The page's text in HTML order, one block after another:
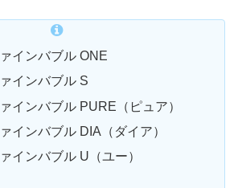
インバブル ONE
インバブル S
インバブル PURE（ピュア）
インバブル DIA（ダイア）
インバブル U（ユー）